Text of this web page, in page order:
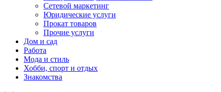
Сетевой маркетинг
Юридические услуги
Прокат товаров
Прочие услуги
Дом и сад
Работа
Мода и стиль
Хобби, спорт и отдых
Знакомства